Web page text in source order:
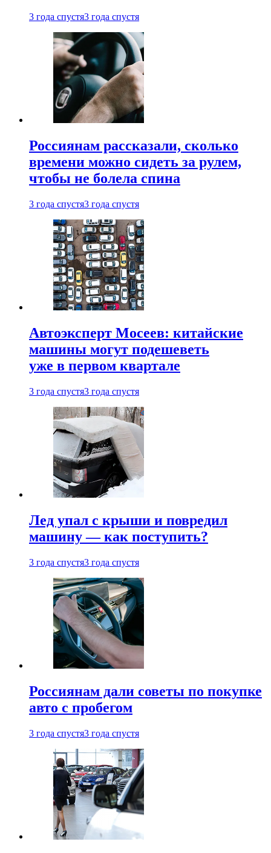
3 года спустя3 года спустя
Россиянам рассказали, сколько
времени можно сидеть за рулем,
чтобы не болела спина
3 года спустя3 года спустя
Автоэксперт Мосеев: китайские
машины могут подешеветь
уже в первом квартале
3 года спустя3 года спустя
Лед упал с крыши и повредил
машину — как поступить?
3 года спустя3 года спустя
Россиянам дали советы по покупке
авто с пробегом
3 года спустя3 года спустя